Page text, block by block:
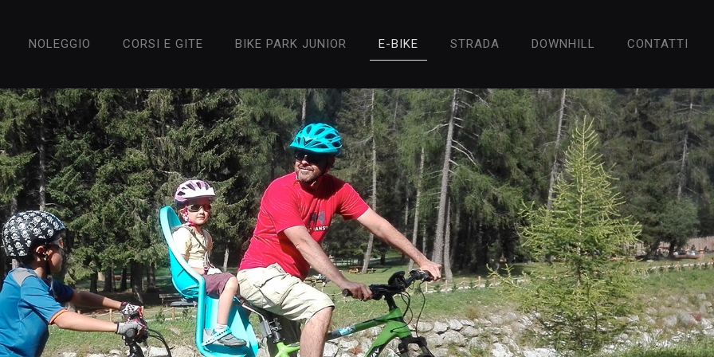
NOLEGGIO CORSI E GITE BIKE PARK JUNIOR E-BIKE STRADA DOWNHILL CONTATTI